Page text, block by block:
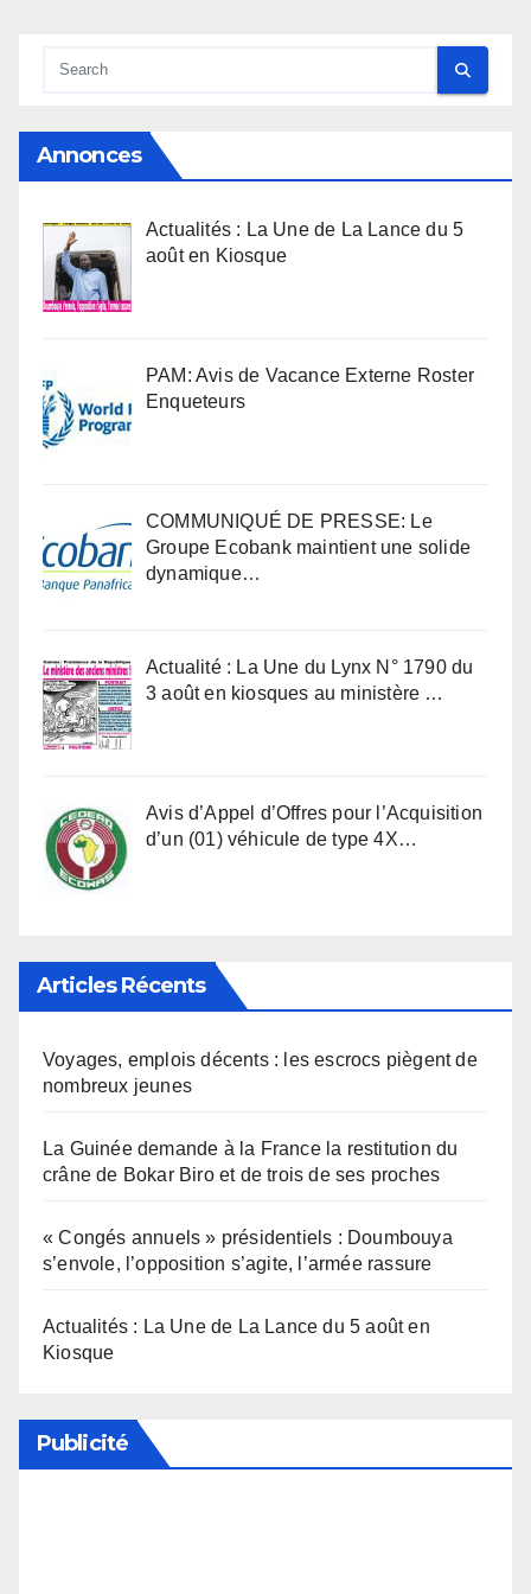
Annonces
Actualités : La Une de La Lance du 5
août en Kiosque
PAM: Avis de Vacance Externe Roster
Enqueteurs
COMMUNIQUÉ DE PRESSE: Le
Groupe Ecobank maintient une solide
dynamique…
Actualité : La Une du Lynx N° 1790 du
3 août en kiosques au ministère …
Avis d’Appel d’Offres pour l’Acquisition
d’un (01) véhicule de type 4X…
Articles Récents
Voyages, emplois décents : les escrocs piègent de
nombreux jeunes
La Guinée demande à la France la restitution du
crâne de Bokar Biro et de trois de ses proches
« Congés annuels » présidentiels : Doumbouya
s’envole, l’opposition s’agite, l’armée rassure
Actualités : La Une de La Lance du 5 août en
Kiosque
Publicité